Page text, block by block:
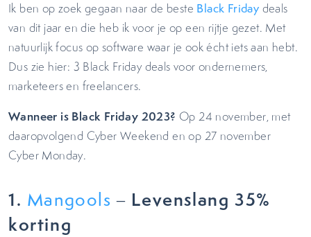
Ik ben op zoek gegaan naar de beste Black Friday deals
van dit jaar en die heb ik voor je op een rijtje gezet. Met
natuurlijk focus op software waar je ook écht iets aan hebt.
Dus zie hier: 3 Black Friday deals voor ondernemers,
marketeers en freelancers.
Wanneer is Black Friday 2023? Op 24 november, met
daaropvolgend Cyber Weekend en op 27 november
Cyber Monday.
1. Mangools – Levenslang 35%
korting